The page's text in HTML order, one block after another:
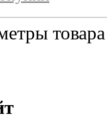
товара